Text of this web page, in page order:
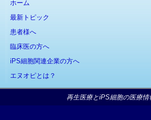
ホーム
最新トピック
患者様へ
臨床医の方へ
iPS細胞関連企業の方へ
エヌオピとは？
再生医療とiPS細胞の医療